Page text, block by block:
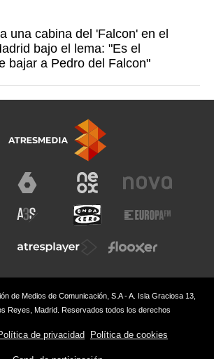
una cabina del 'Falcon' en el
bajo el lema: "Es el
bajar a Pedro del Falcon"
de Medios de Comunicación, S.A - A. Isla Graciosa 13,
Reyes, Madrid. Reservados todos los derechos
de privacidad Política de cookies